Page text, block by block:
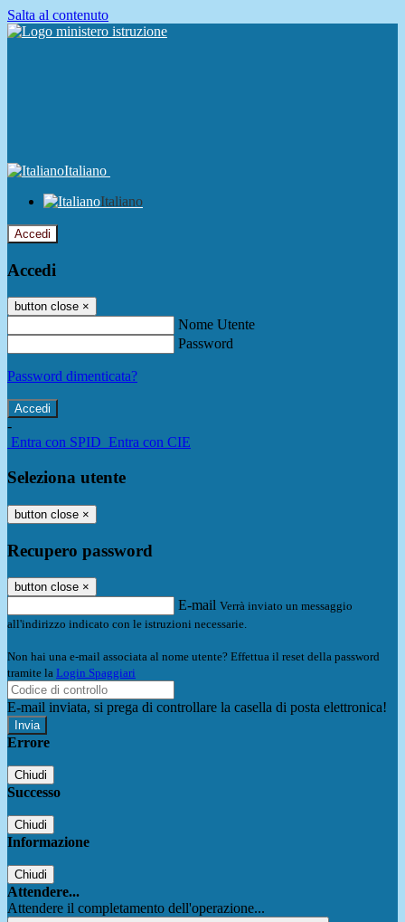
Salta al contenuto
Italiano
Italiano
Accedi
Accedi
button close ×
Nome Utente
Password
Password dimenticata?
-
Entra con SPID Entra con CIE
Seleziona utente
button close ×
Recupero password
button close ×
E-mail Verrà inviato un messaggio
all'indirizzo indicato con le istruzioni necessarie.
Non hai una e-mail associata al nome utente? Effettua il reset della password
tramite la Login Spaggiari
E-mail inviata, si prega di controllare la casella di posta elettronica!
Errore
Chiudi
Successo
Chiudi
Informazione
Chiudi
Attendere...
Attendere il completamento dell'operazione...